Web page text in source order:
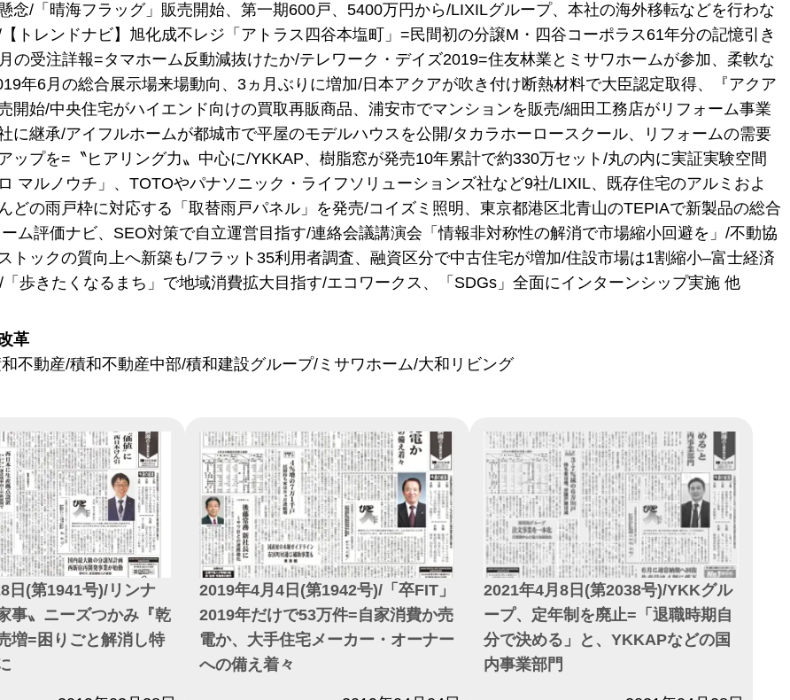
念/「晴海フラッグ」販売開始、第一期600戸、5400万円から/LIXILグループ、本社の海外移転などを行わな
トレンドナビ】旭化成不レジ「アトラス四谷本塩町」=民間初の分譲M・四谷コーポラス61年分の記憶引き
の受注詳報=タマホーム反動減抜けたか/テレワーク・デイズ2019=住友林業とミサワホームが参加、柔軟な
年6月の総合展示場来場動向、3ヵ月ぶりに増加/日本アクアが吹き付け断熱材料で大臣認定取得、『アクア
開始/中央住宅がハイエンド向けの買取再販商品、浦安市でマンションを販売/細田工務店がリフォーム事業
に継承/アイフルホームが都城市で平屋のモデルハウスを公開/タカラホーロースクール、リフォームの需要
ップを=〝ヒアリング力〟中心に/YKKAP、樹脂窓が発売10年累計で約330万セット/丸の内に実証実験空間
マルノウチ」、TOTOやパナソニック・ライフソリューションズ社など9社/LIXIL、既存住宅のアルミおよ
どの雨戸枠に対応する「取替雨戸パネル」を発売/コイズミ照明、東京都港区北青山のTEPIAで新製品の総合
ム評価ナビ、SEO対策で自立運営目指す/連絡会議講演会「情報非対称性の解消で市場縮小回避を」/不動協
トックの質向上へ新築も/フラット35利用者調査、融資区分で中古住宅が増加/住設市場は1割縮小–富士経済
歩きたくなるまち」で地域消費拡大目指す/エコワークス、「SDGs」全面にインターンシップ実施 他
革
不動産/積和不動産中部/積和建設グループ/ミサワホーム/大和リビング
日(第1941号)/リンナ
事〟ニーズつかみ『乾
増=困りごと解消し特
2019年4月4日(第1942号)/「卒FIT」
2019年だけで53万件=自家消費か売
電か、大手住宅メーカー・オーナー
への備え着々
2021年4月8日(第2038号)/YKKグル
ープ、定年制を廃止=「退職時期自
分で決める」と、YKKAPなどの国
内事業部門